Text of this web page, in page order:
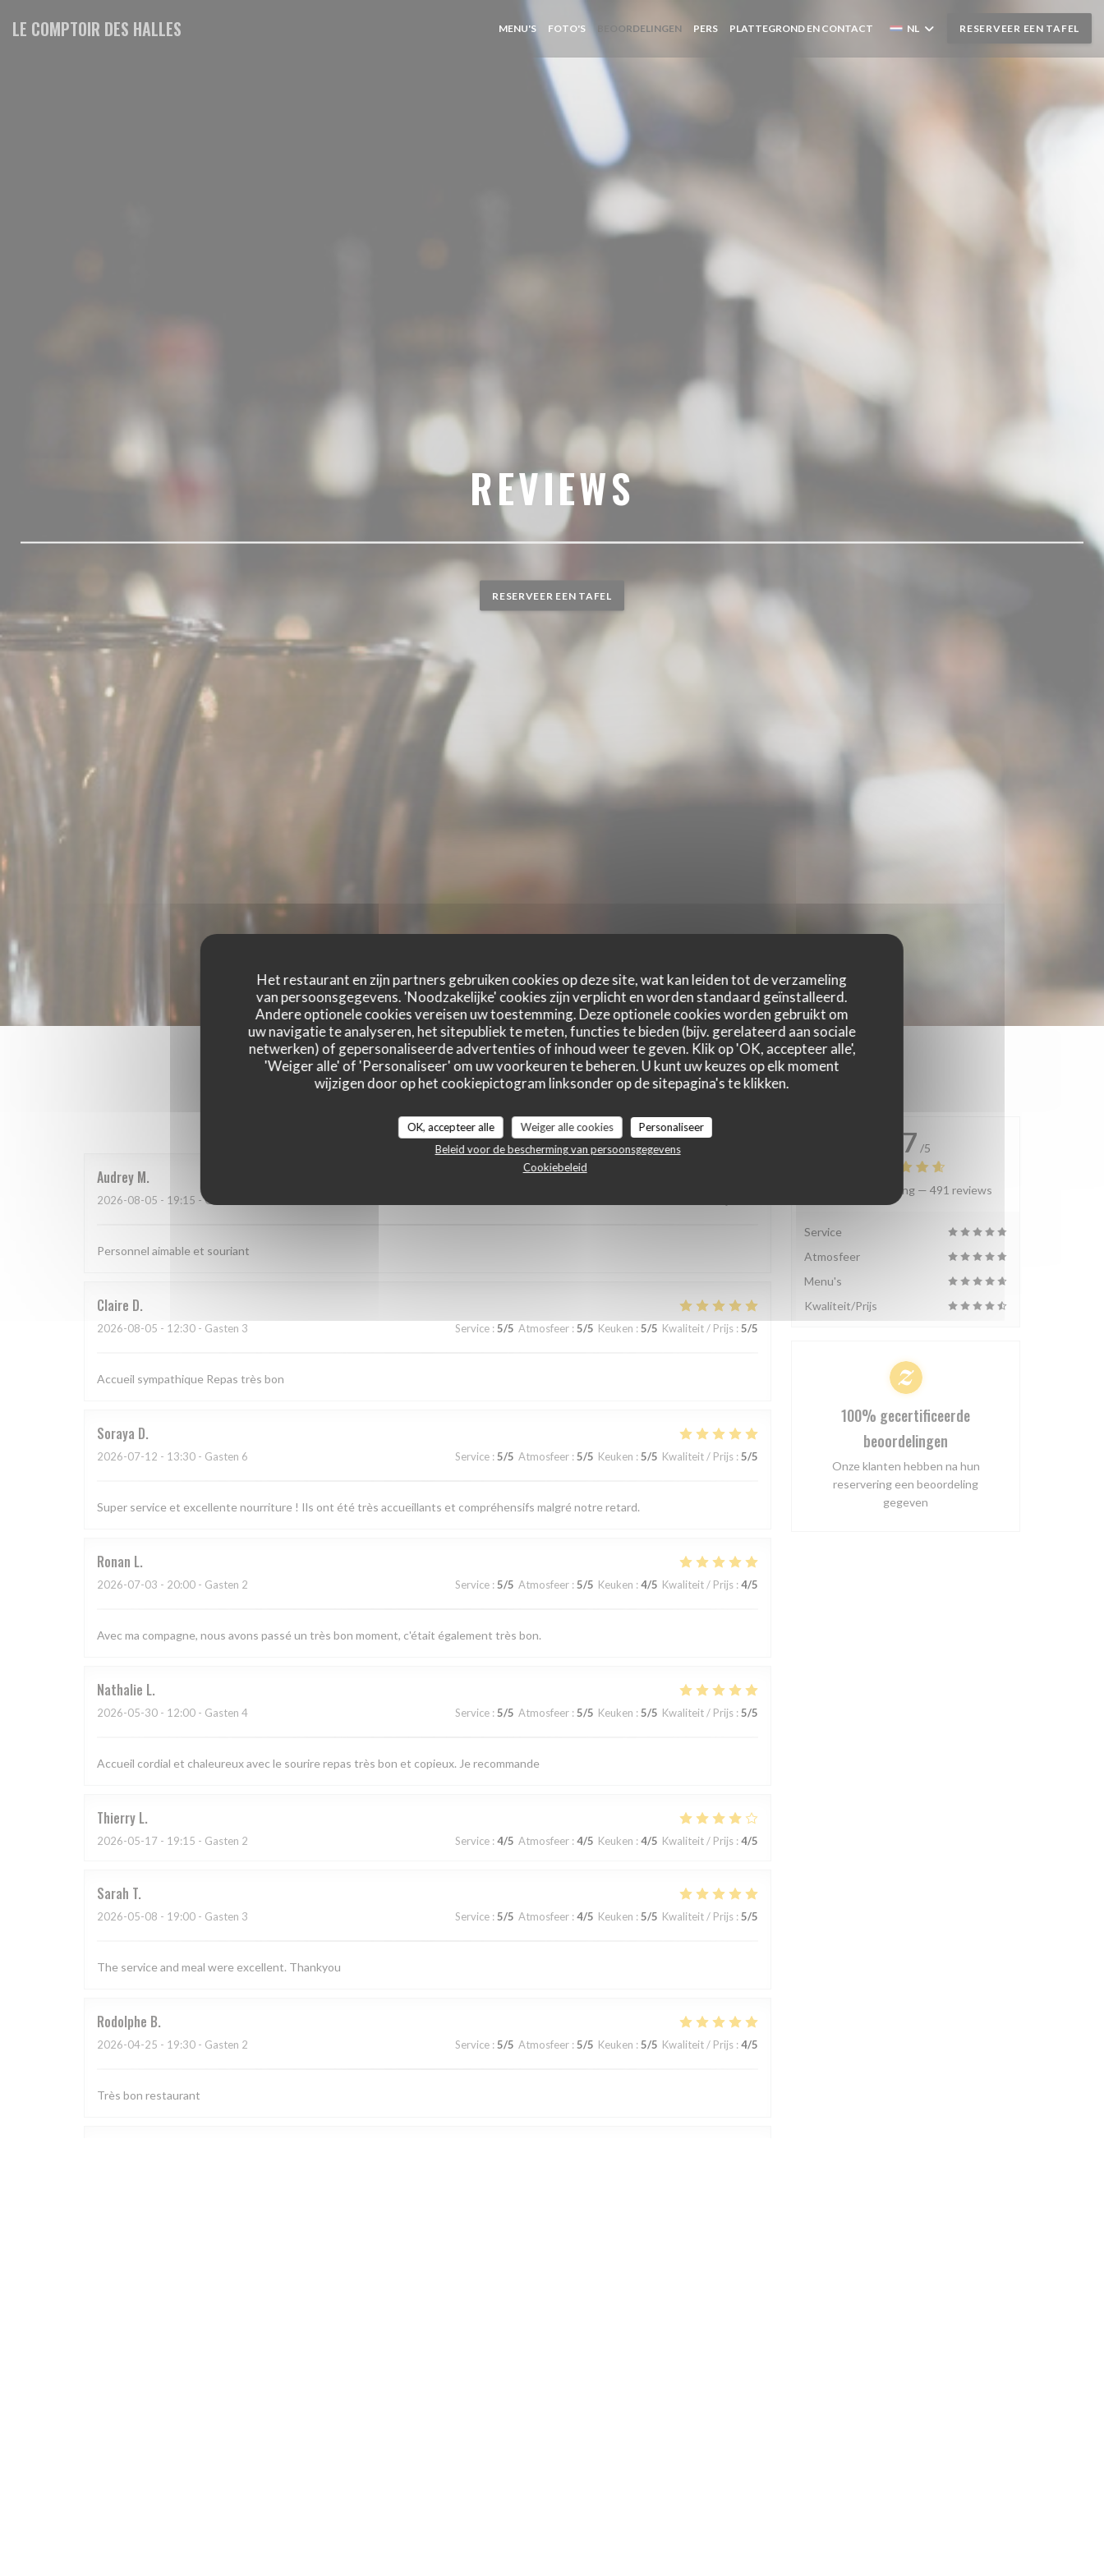
Het restaurant en zijn partners gebruiken cookies op deze site, wat kan leiden tot de verzameling
van persoonsgegevens. 'Noodzakelijke' cookies zijn verplicht en worden standaard geïnstalleerd.
Andere optionele cookies vereisen uw toestemming. Deze optionele cookies worden gebruikt om
uw navigatie te analyseren, het sitepubliek te meten, functies te bieden (bijv. gerelateerd aan sociale
netwerken) of gepersonaliseerde advertenties of inhoud weer te geven. Klik op 'OK, accepteer alle',
'Weiger alle' of 'Personaliseer' om uw voorkeuren te beheren. U kunt uw keuzes op elk moment
wijzigen door op het cookiepictogram linksonder op de sitepagina's te klikken.
OK, accepteer alle Weiger alle cookies
Personaliseer
Beleid voor de bescherming van persoonsgegevens
Cookiebeleid
LE COMPTOIR DES HALLES MENU'S FOTO'S BEOORDELINGEN PERS PLATTEGROND EN CONTACT NL RESERVEER EEN TAFEL
REVIEWS
RESERVEER EEN TAFEL
Onze gastbeoordelingen
Audrey M
2026-08-05 - 19:15 - Gasten 2
Personnel aimable et souriant
Claire D
2026-08-05 - 12:30 - Gasten 3 Service : 5/5 Atmosfeer : 5/5 Keuken : 5/5 Kwaliteit / Prijs : 5/5
Accueil sympathique Repas très bon
Soraya D
2026-07-12 - 13:30 - Gasten 6 Service : 5/5 Atmosfeer : 5/5 Keuken : 5/5 Kwaliteit / Prijs : 5/5
Super service et excellente nourriture ! Ils ont été très accueillants et compréhensifs malgré notre retard.
Ronan L
2026-07-03 - 20:00 - Gasten 2 Service : 5/5 Atmosfeer : 5/5 Keuken : 4/5 Kwaliteit / Prijs : 4/5
Avec ma compagne, nous avons passé un très bon moment, c'était également très bon.
Nathalie L
2026-05-30 - 12:00 - Gasten 4 Service : 5/5 Atmosfeer : 5/5 Keuken : 5/5 Kwaliteit / Prijs : 5/5
Accueil cordial et chaleureux avec le sourire repas très bon et copieux. Je recommande
Thierry L
2026-05-17 - 19:15 - Gasten 2 Service : 4/5 Atmosfeer : 4/5 Keuken : 4/5 Kwaliteit / Prijs : 4/5
Sarah T
2026-05-08 - 19:00 - Gasten 3 Service : 5/5 Atmosfeer : 4/5 Keuken : 5/5 Kwaliteit / Prijs : 5/5
The service and meal were excellent. Thankyou
Rodolphe B
2026-04-25 - 19:30 - Gasten 2 Service : 5/5 Atmosfeer : 5/5 Keuken : 5/5 Kwaliteit / Prijs : 4/5
Très bon restaurant
4.7 /5
Gemiddelde rating — 491 reviews
Service
Atmosfeer
Menu's
Kwaliteit/Prijs
100% gecertificeerde
beoordelingen
Onze klanten hebben na hun
reservering een beoordeling
gegeven